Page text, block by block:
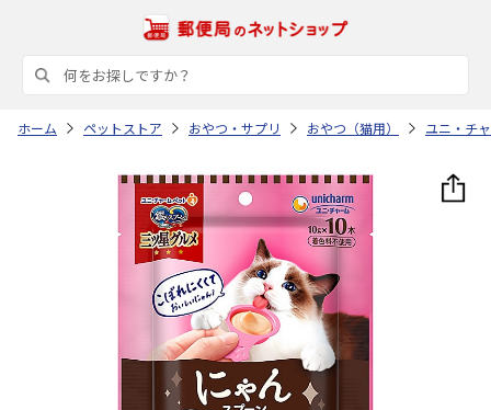
ホーム ペットストア おやつ・サプリ おやつ（猫用） ユニ・チ